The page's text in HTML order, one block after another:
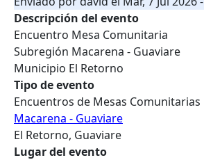
Descripción del evento
Encuentro Mesa Comunitaria
Subregión Macarena - Guaviare
Municipio El Retorno
Tipo de evento
Encuentros de Mesas Comunitarias
Macarena - Guaviare
El Retorno, Guaviare
Lugar del evento